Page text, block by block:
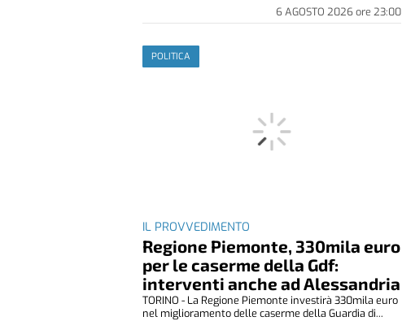
6 AGOSTO 2026ore 23:00
POLITICA
IL PROVVEDIMENTO
Regione Piemonte, 330mila euro
per le caserme della Gdf:
interventi anche ad Alessandria
TORINO - La Regione Piemonte investirà 330mila euro
nel miglioramento delle caserme della Guardia di...